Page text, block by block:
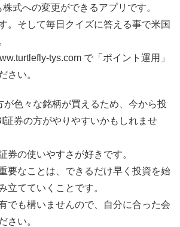
式への変更ができるアプリです。
。そして毎日クイズに答える事で米国
tys.com で「ポイント運用」
さい。
が色々な銘柄が買えるため、今から投
証券の方がやりやすいかもしれませ
券の使いやすさが好きです。
要なことは、できるだけ早く投資を始
立てていくことです。
でも構いませんので、自分に合った会
さい。